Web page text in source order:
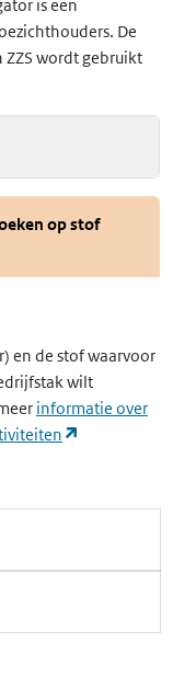
is een
De
wordt gebruikt
op stof
en de stof waarvoor
wilt
informatie over